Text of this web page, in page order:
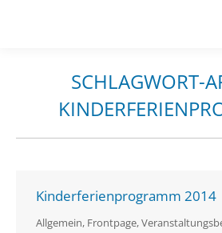
SCHLAGWORT-
Kinderferienprogramm 2014
Allgemein, Frontpage,